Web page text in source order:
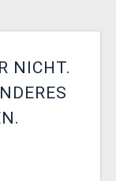
NICHT.